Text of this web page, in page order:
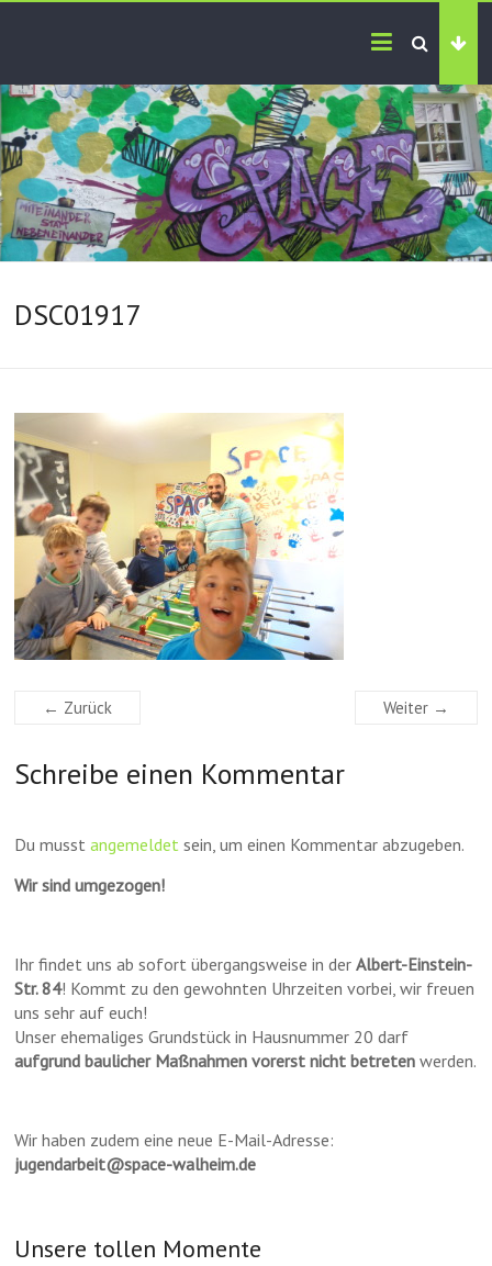
DSC01917
← Zurück Weiter →
Schreibe einen Kommentar
Du musstangemeldet sein, um einen Kommentar abzugeben.
Wir sind umgezogen!
Ihr findet uns ab sofort übergangsweise in derAlbert-Einstein-
Str. 84! Kommt zu den gewohnten Uhrzeiten vorbei, wir freuen
uns sehr auf euch!
Unser ehemaliges Grundstück in Hausnummer 20 darf
aufgrund baulicher Maßnahmen vorerst nicht betreten werden.
Wir haben zudem eine neue E-Mail-Adresse:
jugendarbeit@space-walheim.de
Unsere tollen Momente